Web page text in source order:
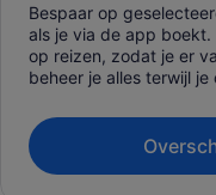
Bespaar op
als je via de app
op reizen, zodat je er
beheer je alles terwijl